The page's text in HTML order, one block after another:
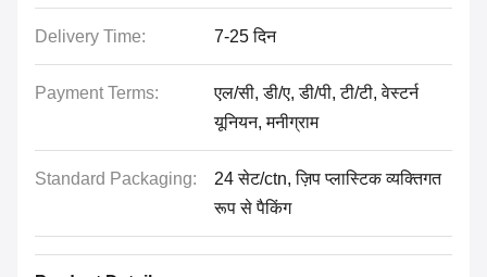
Delivery Time: 7-25 दिन
Payment Terms:
एल/सी, डी/ए, डी/पी, टी/टी, वेस्टर्न
यूनियन, मनीग्राम
Standard Packaging:
24 सेट/ctn, ज़िप प्लास्टिक व्यक्तिगत
रूप से पैकिंग